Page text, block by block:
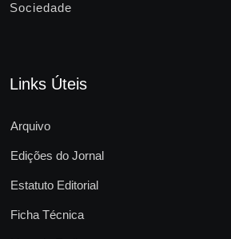
Sociedade
Links Úteis
Arquivo
Edições do Jornal
Estatuto Editorial
Ficha Técnica